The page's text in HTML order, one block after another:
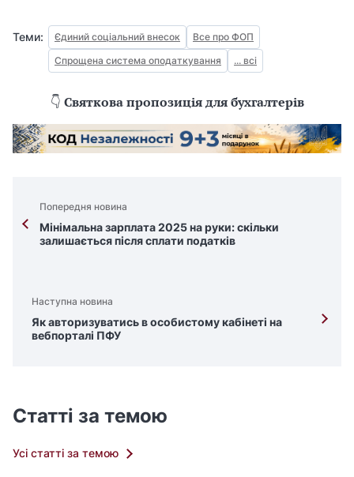
Теми: Єдиний соціальний внесок
Все про ФОП
Спрощена система оподаткування
... всі
👇 Святкова пропозиція для бухгалтерів
Попередня новина
Мінімальна зарплата 2025 на руки: скільки
залишається після сплати податків
Наступна новина
Як авторизуватись в особистому кабінеті на
вебпорталі ПФУ
Статті за темою
Усі статті за темою